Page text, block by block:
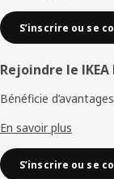
S’inscrire ou se
Rejoindre le
Bénéficie
En savoir plus
S’inscrire ou se